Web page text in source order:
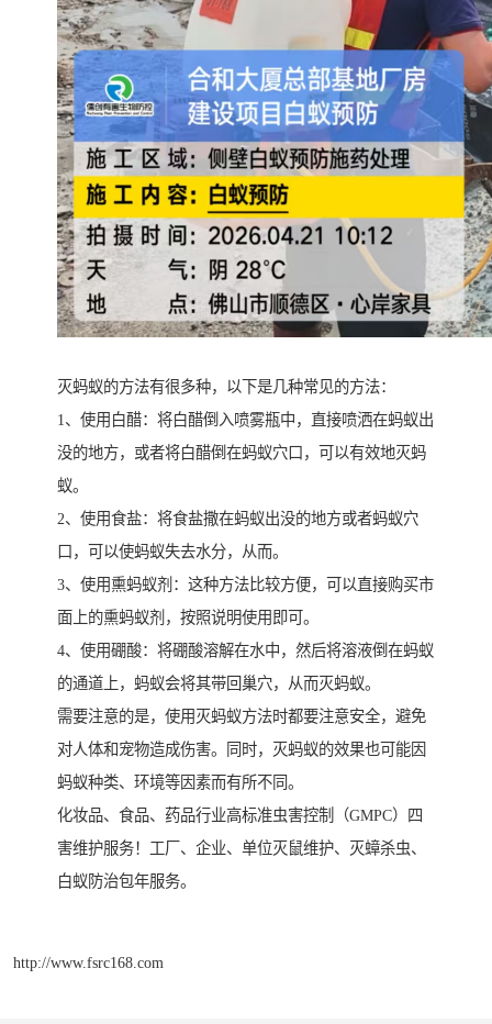
灭蚂蚁的方法有很多种，以下是几种常见的方法：
1、使用白醋：将白醋倒入喷雾瓶中，直接喷洒在蚂蚁出
没的地方，或者将白醋倒在蚂蚁穴口，可以有效地灭蚂
蚁。
2、使用食盐：将食盐撒在蚂蚁出没的地方或者蚂蚁穴
口，可以使蚂蚁失去水分，从而。
3、使用熏蚂蚁剂：这种方法比较方便，可以直接购买市
面上的熏蚂蚁剂，按照说明使用即可。
4、使用硼酸：将硼酸溶解在水中，然后将溶液倒在蚂蚁
的通道上，蚂蚁会将其带回巢穴，从而灭蚂蚁。
需要注意的是，使用灭蚂蚁方法时都要注意安全，避免
对人体和宠物造成伤害。同时，灭蚂蚁的效果也可能因
蚂蚁种类、环境等因素而有所不同。
化妆品、食品、药品行业高标准虫害控制（GMPC）四
害维护服务！工厂、企业、单位灭鼠维护、灭蟑杀虫、
白蚁防治包年服务。
http://www.fsrc168.com